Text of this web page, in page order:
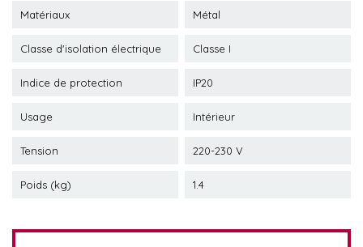
Matériaux Métal
Classe d'isolation électrique Classe I
Indice de protection IP20
Usage Intérieur
Tension 220-230 V
Poids (kg) 1.4